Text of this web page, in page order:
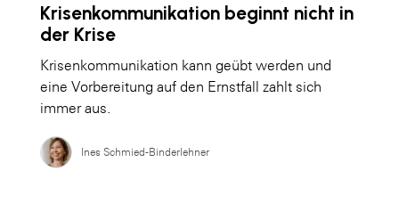
Krisenkommunikation beginnt nicht in
der Krise
Krisenkommunikation kann geübt werden und
eine Vorbereitung auf den Ernstfall zahlt sich
immer aus.
Ines Schmied-Binderlehner